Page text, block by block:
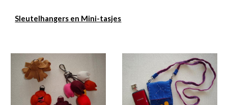
Sleutelhangers en Mini-tasjes